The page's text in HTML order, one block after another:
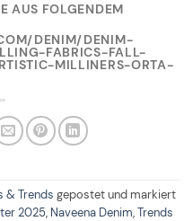
AUS FOLGENDEM
DENIM/DENIM-
FABRICS-FALL-
MILLINERS-ORTA-
& Trends gepostet und markiert
2025, Naveena Denim,Trends